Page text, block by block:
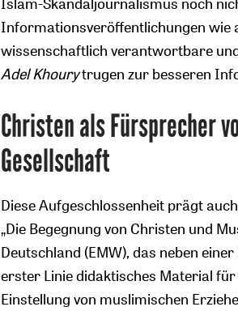
Informationsveröffentlichungen wie
wissenschaftlich verantwortbare
Adel Khourytrugen zur besseren
Christen als Fürsprecher
Gesellschaft
Diese Aufgeschlossenheit prägt
„Die Begegnung von Christen und
Deutschland (EMW), das neben
erster Linie didaktisches Material
Einstellung von muslimischen